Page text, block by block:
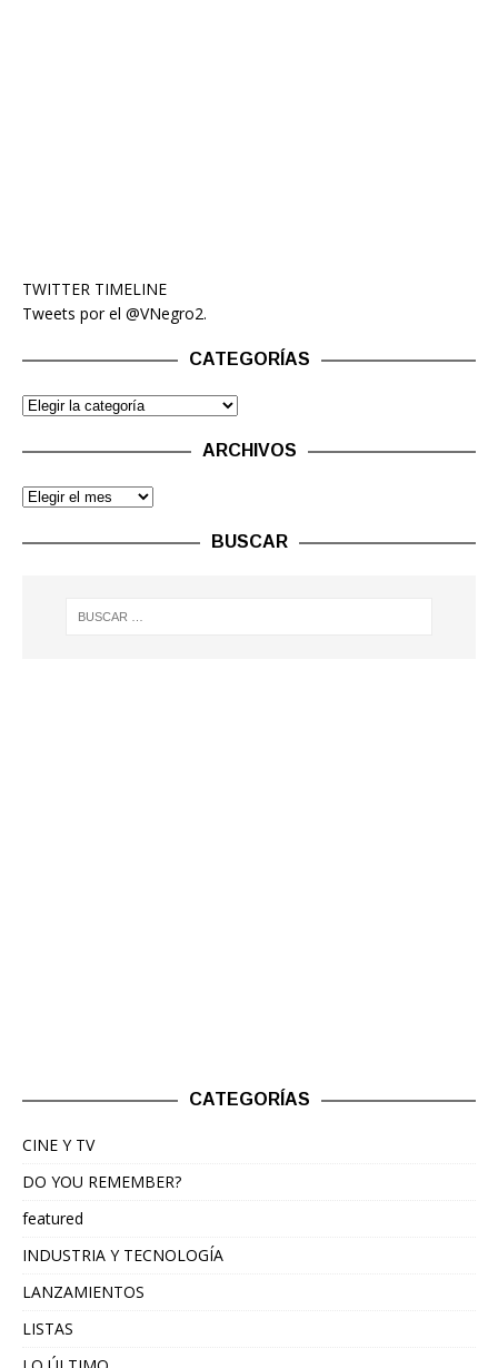
TWITTER TIMELINE
Tweets por el @VNegro2.
CATEGORÍAS
ARCHIVOS
BUSCAR
CATEGORÍAS
CINE Y TV
DO YOU REMEMBER?
featured
INDUSTRIA Y TECNOLOGÍA
LANZAMIENTOS
LISTAS